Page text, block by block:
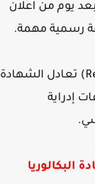
يوم من اعلان
رسمية مهمة.
تعادل الشهادة